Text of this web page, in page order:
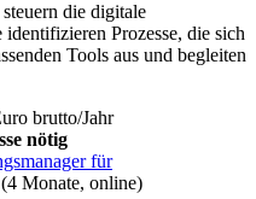
die digitale
Prozesse, die sich
Tools aus und begleiten
brutto/Jahr
nötig
für
(4 Monate, online)